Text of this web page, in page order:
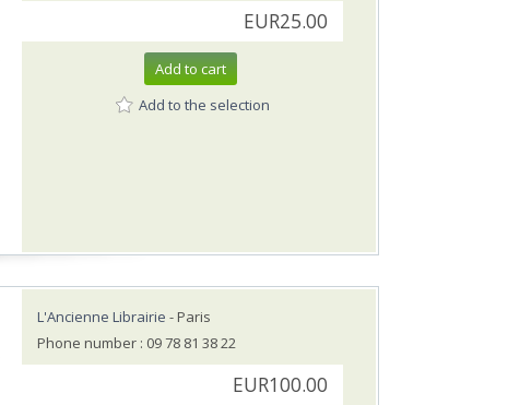
EUR25.00
Add to cart
Add to the selection
L'Ancienne Librairie - Paris
Phone number : 09 78 81 38 22
EUR100.00